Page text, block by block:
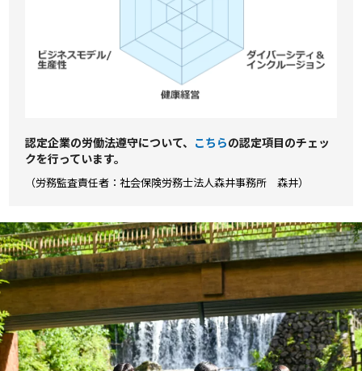
認定企業の労働法遵守について、 こちらの認定項⽬のチェッ
クを⾏っています。
（労務監査責任者：社会保険労務士法人森井事務所 森井）